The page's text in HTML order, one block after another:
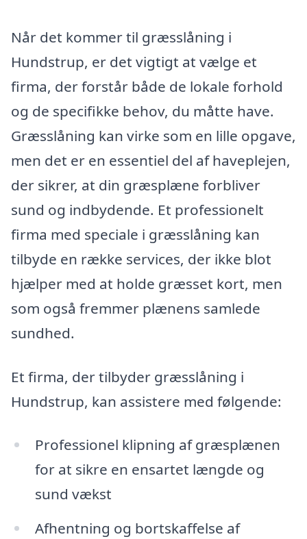
Når det kommer til græsslåning i
Hundstrup, er det vigtigt at vælge et
firma, der forstår både de lokale forhold
og de specifikke behov, du måtte have.
Græsslåning kan virke som en lille opgave,
men det er en essentiel del af haveplejen,
der sikrer, at din græsplæne forbliver
sund og indbydende. Et professionelt
firma med speciale i græsslåning kan
tilbyde en række services, der ikke blot
hjælper med at holde græsset kort, men
som også fremmer plænens samlede
sundhed.
Et firma, der tilbyder græsslåning i
Hundstrup, kan assistere med følgende:
Professionel klipning af græsplænen
for at sikre en ensartet længde og
sund vækst
Afhentning og bortskaffelse af